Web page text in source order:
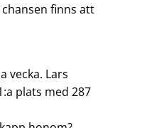
finns att
vecka. Lars
plats med 287